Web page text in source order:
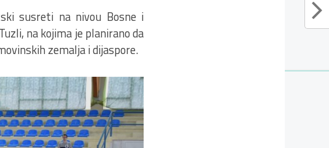
susreti na nivou Bosne i
na kojima je planirano da
zemalja i dijaspore.